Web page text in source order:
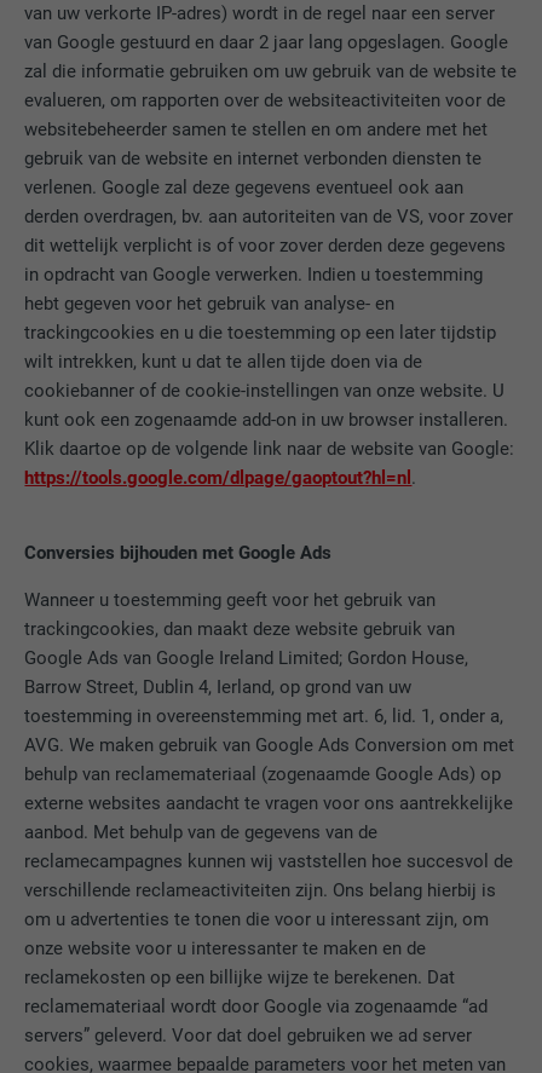
van uw verkorte IP-adres) wordt in de regel naar een server
van Google gestuurd en daar 2 jaar lang opgeslagen. Google
zal die informatie gebruiken om uw gebruik van de website te
evalueren, om rapporten over de websiteactiviteiten voor de
websitebeheerder samen te stellen en om andere met het
gebruik van de website en internet verbonden diensten te
verlenen. Google zal deze gegevens eventueel ook aan
derden overdragen, bv. aan autoriteiten van de VS, voor zover
dit wettelijk verplicht is of voor zover derden deze gegevens
in opdracht van Google verwerken. Indien u toestemming
hebt gegeven voor het gebruik van analyse- en
trackingcookies en u die toestemming op een later tijdstip
wilt intrekken, kunt u dat te allen tijde doen via de
cookiebanner of de cookie-instellingen van onze website. U
kunt ook een zogenaamde add-on in uw browser installeren.
Klik daartoe op de volgende link naar de website van Google:
https://tools.google.com/dlpage/gaoptout?hl=nl .
Conversies bijhouden met Google Ads
Wanneer u toestemming geeft voor het gebruik van
trackingcookies, dan maakt deze website gebruik van
Google Ads van Google Ireland Limited; Gordon House,
Barrow Street, Dublin 4, Ierland, op grond van uw
toestemming in overeenstemming met art. 6, lid. 1, onder a,
AVG. We maken gebruik van Google Ads Conversion om met
behulp van reclamemateriaal (zogenaamde Google Ads) op
externe websites aandacht te vragen voor ons aantrekkelijke
aanbod. Met behulp van de gegevens van de
reclamecampagnes kunnen wij vaststellen hoe succesvol de
verschillende reclameactiviteiten zijn. Ons belang hierbij is
om u advertenties te tonen die voor u interessant zijn, om
onze website voor u interessanter te maken en de
reclamekosten op een billijke wijze te berekenen. Dat
reclamemateriaal wordt door Google via zogenaamde “ad
servers” geleverd. Voor dat doel gebruiken we ad server
cookies, waarmee bepaalde parameters voor het meten van
AANBIEDER LinkedIn
VERVALTIJD 1 jaar
DOEL
Wordt gebruikt om ervoor te zorgen dat
het juiste SameSite-attribuut voor alle
cookies in deze browser aanwezig is
NAAM _fbp
AANBIEDER Facebook
VERVALTIJD 3 maanden
DOEL
Wordt door Facebook gebruikt om een
serie promotieproducten weer te geven,
NAAM fr
AANBIEDER Facebook
VERVALTIJD 3 maanden
DOEL
Wordt door Facebook gebruikt om een
serie promotieproducten weer te geven,
zoals realtime-biedingen van derde
adverteerders.
NAAM IDE
doubleclick.net
VERVALTIJD 1 jaar